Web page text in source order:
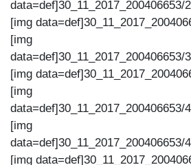
[img
[img
[img
[img
[img
[img